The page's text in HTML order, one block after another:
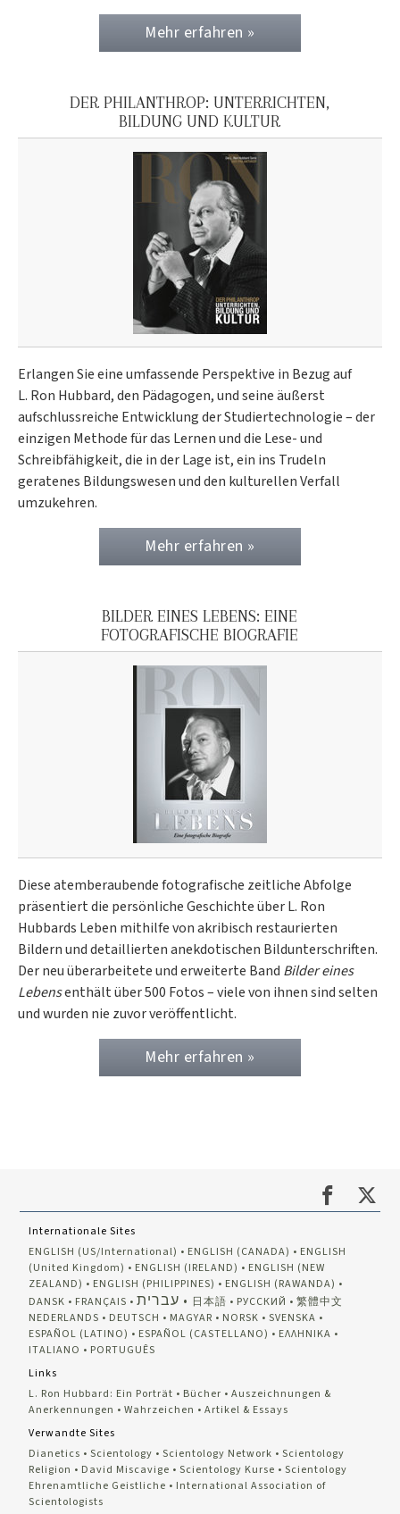
Mehr erfahren »
DER PHILANTHROP: UNTERRICHTEN,
BILDUNG UND KULTUR
Erlangen Sie eine umfassende Perspektive in Bezug auf
L. Ron Hubbard, den Pädagogen, und seine äußerst
aufschlussreiche Entwicklung der Studiertechnologie – der
einzigen Methode für das Lernen und die Lese- und
Schreibfähigkeit, die in der Lage ist, ein ins Trudeln
geratenes Bildungswesen und den kulturellen Verfall
umzukehren.
Mehr erfahren »
BILDER EINES LEBENS: EINE
FOTOGRAFISCHE BIOGRAFIE
Diese atemberaubende fotografische zeitliche Abfolge
präsentiert die persönliche Geschichte über L. Ron
Hubbards Leben mithilfe von akribisch restaurierten
Bildern und detaillierten anekdotischen Bildunterschriften.
Der neu überarbeitete und erweiterte Band Bilder eines
Lebensenthält über 500 Fotos – viele von ihnen sind selten
und wurden nie zuvor veröffentlicht.
Mehr erfahren »
Internationale Sites
ENGLISH (US/International)
ENGLISH (CANADA)
ENGLISH
(United Kingdom)
ENGLISH (IRELAND)
ENGLISH (NEW
ZEALAND)
ENGLISH (PHILIPPINES)
ENGLISH (RAWANDA)
DANSK
FRANÇAIS עברית 日本語 РУССКИЙ
繁體中文
NEDERLANDS
DEUTSCH MAGYAR NORSK
SVENSKA
ESPAÑOL (LATINO)
ESPAÑOL (CASTELLANO)
ΕΛΛΗΝΙΚA
ITALIANO
PORTUGUÊS
Links
L. Ron Hubbard: Ein Porträt
Bücher
Auszeichnungen &
Anerkennungen
Wahrzeichen
Artikel & Essays
Verwandte Sites
Dianetics
Scientology Scientology Network
Scientology
Religion
David Miscavige Scientology Kurse
Scientology
Ehrenamtliche Geistliche
International Association of
Scientologists